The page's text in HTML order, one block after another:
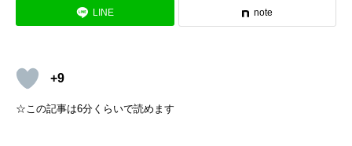
LINE note
+9
☆この記事は6分くらいで読めます